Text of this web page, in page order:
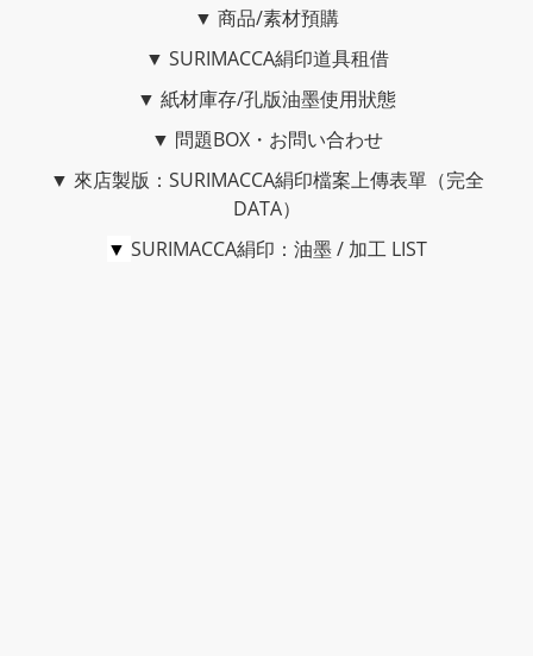
▼ 商品/素材預購
▼ SURIMACCA絹印道具租借
▼ 紙材庫存/孔版油墨使用狀態
▼ 問題BOX・お問い合わせ
▼ 來店製版：SURIMACCA絹印檔案上傳表單（完全
DATA）
▼ SURIMACCA絹印：油墨 / 加工 LIST